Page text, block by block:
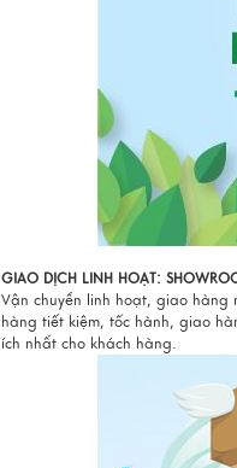
GIAO DỊCH LINH HOẠT:
Vận chuyển linh hoạt, giao
hàng tiết kiệm, tốc hành, giao
ích nhất cho khách hàng.